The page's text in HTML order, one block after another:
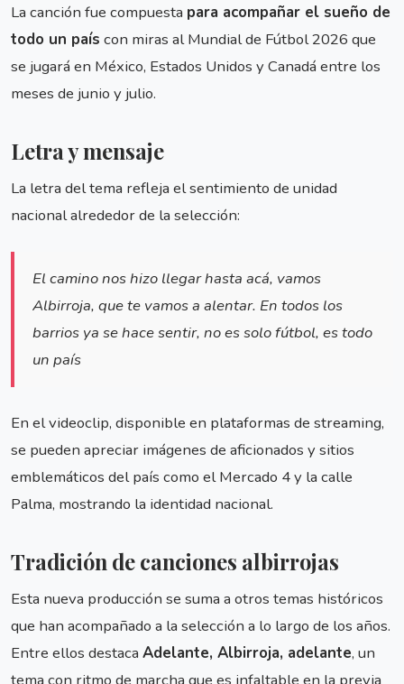
La canción fue compuesta para acompañar el sueño de
todo un país con miras al Mundial de Fútbol 2026 que
se jugará en México, Estados Unidos y Canadá entre los
meses de junio y julio.
Letra y mensaje
La letra del tema refleja el sentimiento de unidad
nacional alrededor de la selección:
El camino nos hizo llegar hasta acá, vamos
Albirroja, que te vamos a alentar. En todos los
barrios ya se hace sentir, no es solo fútbol, es todo
un país
En el videoclip, disponible en plataformas de streaming,
se pueden apreciar imágenes de aficionados y sitios
emblemáticos del país como el Mercado 4 y la calle
Palma, mostrando la identidad nacional.
Tradición de canciones albirrojas
Esta nueva producción se suma a otros temas históricos
que han acompañado a la selección a lo largo de los años.
Entre ellos destaca Adelante, Albirroja, adelante, un